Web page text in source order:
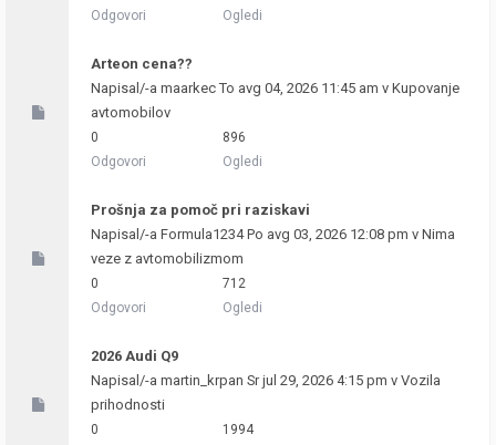
Odgovori
Ogledi
Arteon cena??
Napisal/-a maarkecTo avg 04, 2026 11:45 am v Kupovanje
avtomobilov
0
Odgovori
896
Ogledi
Prošnja za pomoč pri raziskavi
Napisal/-a Formula1234Po avg 03, 2026 12:08 pm v Nima
veze z avtomobilizmom
0
Odgovori
712
Ogledi
2026 Audi Q9
Napisal/-a martin_krpan Sr jul 29, 2026 4:15 pm v Vozila
prihodnosti
0
1994